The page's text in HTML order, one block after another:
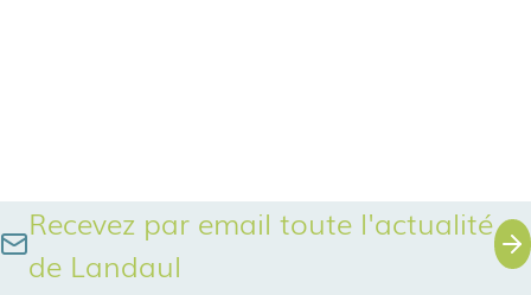
Recevez par email toute l'actualité
de Landaul